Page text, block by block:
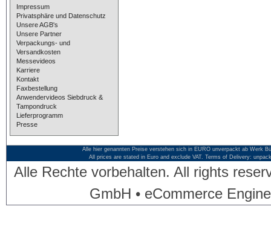
Impressum
Privatsphäre und Datenschutz
Unsere AGB's
Unsere Partner
Verpackungs- und
Versandkosten
Messevideos
Karriere
Kontakt
Faxbestellung
Anwendervideos Siebdruck &
Tampondruck
Lieferprogramm
Presse
Alle hier genannten Preise verstehen sich in EURO unverpackt ab Werk
All prices are stated in Euro and exclude VAT. Terms of Delivery:
Alle Rechte vorbehalten. All rights
GmbH • eCommerce